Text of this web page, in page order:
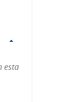
esta